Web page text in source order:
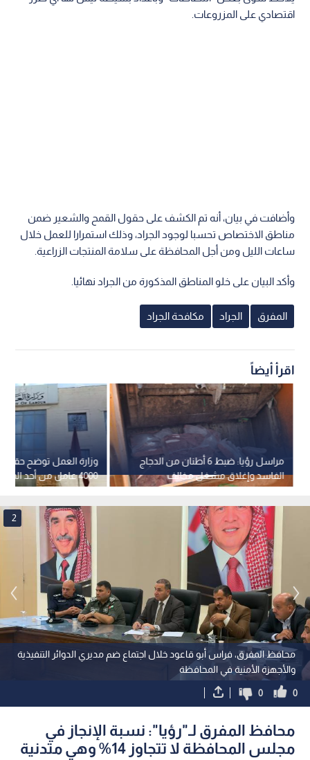
اقتصادي على المزروعات.
وأضافت في بيان، أنه تم الكشف على حقول القمح والشعير ضمن
مناطق الاختصاص تحسبا لوجود الجراد، وذلك استمرارا للعمل خلال
ساعات الليل ومن أجل المحافظة على سلامة المنتجات الزراعية.
وأكد البيان على خلو المناطق المذكورة من الجراد نهائيا.
المفرق الجراد مكافحة الجراد
اقرأ أيضاً
وزارة العمل توضح
4000 عامل من أحد المصانع
مراسل رؤيا: ضبط 6 أطنان من الدجاج
الفاسد وإغلاق مشغل مخالف
بالشمع الأحمر في المفرق
محافظ المفرق، فراس أبو قاعود خلال اجتماع ضم مديري الدوائر التنفيذية
والأجهزة الأمنية في المحافظة
2
0
0
محافظ المفرق لـ"رؤيا": نسبة الإنجاز في
مجلس المحافظة لا تتجاوز 14% وهي متدنية